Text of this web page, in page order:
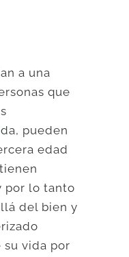
a una
que
pueden
edad
por lo tanto
del bien y
su vida por